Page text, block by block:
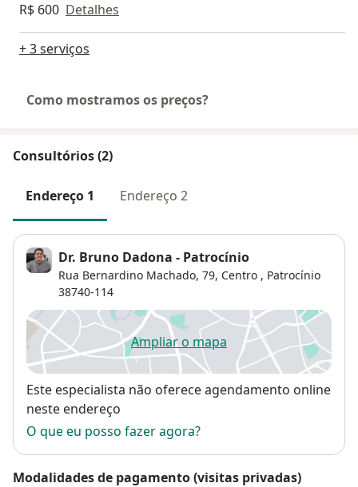
R$ 600 Detalhes
+ 3 serviços
Como mostramos os preços?
Consultórios (2)
Endereço 1 Endereço 2
Dr. Bruno Dadona - Patrocínio
Rua Bernardino Machado, 79, Centro , Patrocínio
38740-114
Ampliar o mapaabre num novo separador
Disponibilidade
Este especialista não oferece agendamento online
neste endereço
O que eu posso fazer agora?
Modalidades de pagamento (visitas privadas)